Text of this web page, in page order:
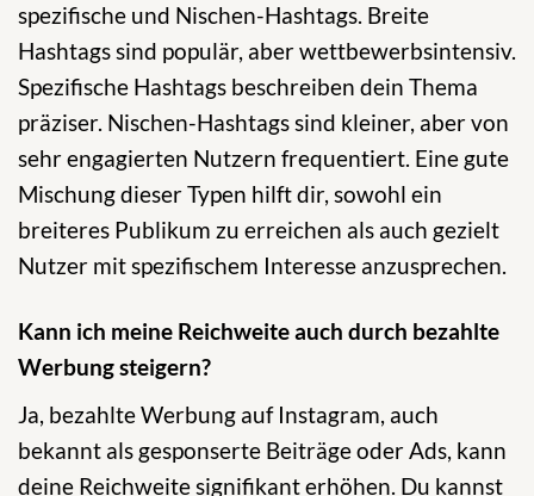
spezifische und Nischen-Hashtags. Breite
Hashtags sind populär, aber wettbewerbsintensiv.
Spezifische Hashtags beschreiben dein Thema
präziser. Nischen-Hashtags sind kleiner, aber von
sehr engagierten Nutzern frequentiert. Eine gute
Mischung dieser Typen hilft dir, sowohl ein
breiteres Publikum zu erreichen als auch gezielt
Nutzer mit spezifischem Interesse anzusprechen.
Kann ich meine Reichweite auch durch bezahlte
Werbung steigern?
Ja, bezahlte Werbung auf Instagram, auch
bekannt als gesponserte Beiträge oder Ads, kann
deine Reichweite signifikant erhöhen. Du kannst